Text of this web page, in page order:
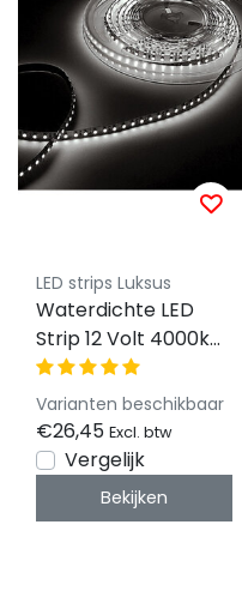
LED strips Luksus
Waterdichte LED
Strip 12 Volt 4000k
Natuurlijk Wit 12W
1260lm/meter 60
Led/m IP65 5M Rol
Varianten beschikbaar
€26,45 Excl. btw
Vergelijk
Bekijken